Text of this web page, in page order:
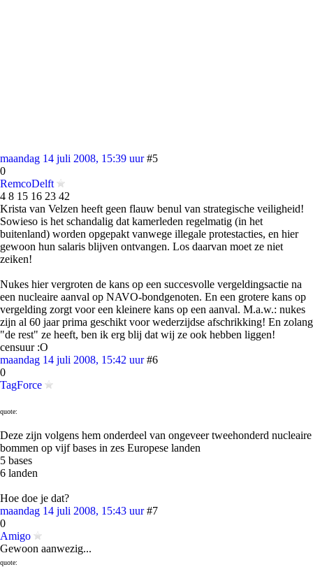
maandag 14 juli 2008, 15:39 uur #5
0
RemcoDelft
4 8 15 16 23 42
Krista van Velzen heeft geen flauw benul van strategische veiligheid!
Sowieso is het schandalig dat kamerleden regelmatig (in het
buitenland) worden opgepakt vanwege illegale protestacties, en hier
gewoon hun salaris blijven ontvangen. Los daarvan moet ze niet
zeiken!
Nukes hier vergroten de kans op een succesvolle vergeldingsactie na
een nucleaire aanval op NAVO-bondgenoten. En een grotere kans op
vergelding zorgt voor een kleinere kans op een aanval. M.a.w.: nukes
zijn al 60 jaar prima geschikt voor wederzijdse afschrikking! En zolang
"de rest" ze heeft, ben ik erg blij dat wij ze ook hebben liggen!
censuur :O
maandag 14 juli 2008, 15:42 uur #6
0
TagForce
quote:
Deze zijn volgens hem onderdeel van ongeveer tweehonderd nucleaire
bommen op vijf bases in zes Europese landen
5 bases
6 landen
Hoe doe je dat?
maandag 14 juli 2008, 15:43 uur #7
0
Amigo
Gewoon aanwezig...
quote: